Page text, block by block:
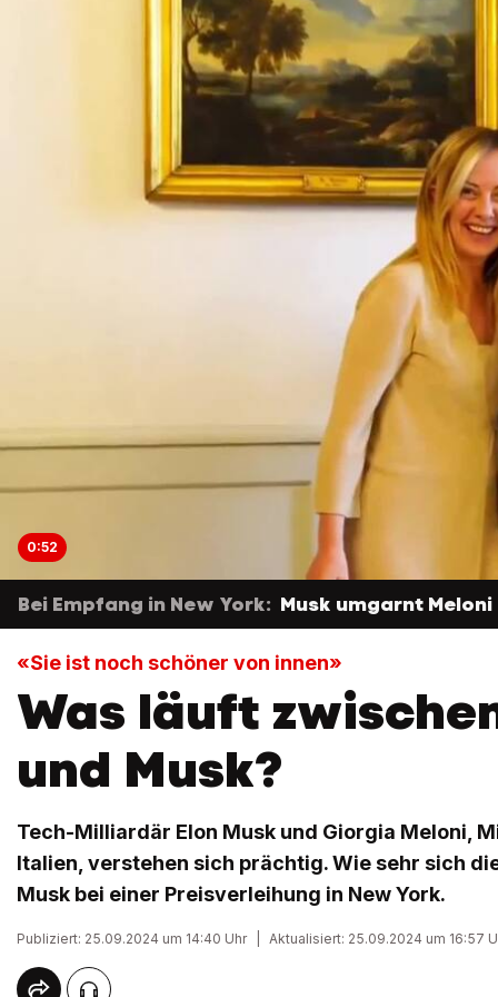
0:52
Bei Empfang in New York: Musk umgarnt Meloni
«Sie ist noch schöner von innen»
Was läuft
und Musk?
Tech-Milliardär Elon Musk und Giorgia Meloni,
Italien, verstehen sich prächtig. Wie sehr sich
Musk bei einer Preisverleihung in New York.
Publiziert: 25.09.2024 um 14:40 Uhr Aktualisiert: 25.09.2024 um 16:57